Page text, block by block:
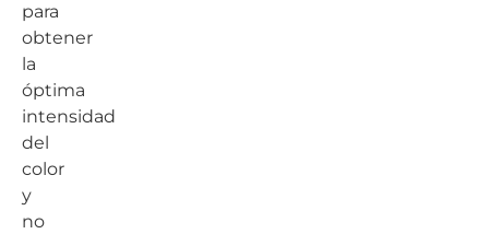
para
obtener
la
óptima
intensidad
del
color
y
no